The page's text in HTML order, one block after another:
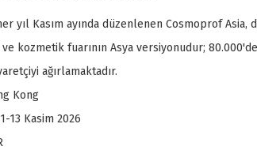
yıl Kasım ayında düzenlenen Cosmoprof Asia,
kozmetik fuarının Asya versiyonudur;
ağırlamaktadır.
Kong
13 Kasim 2026